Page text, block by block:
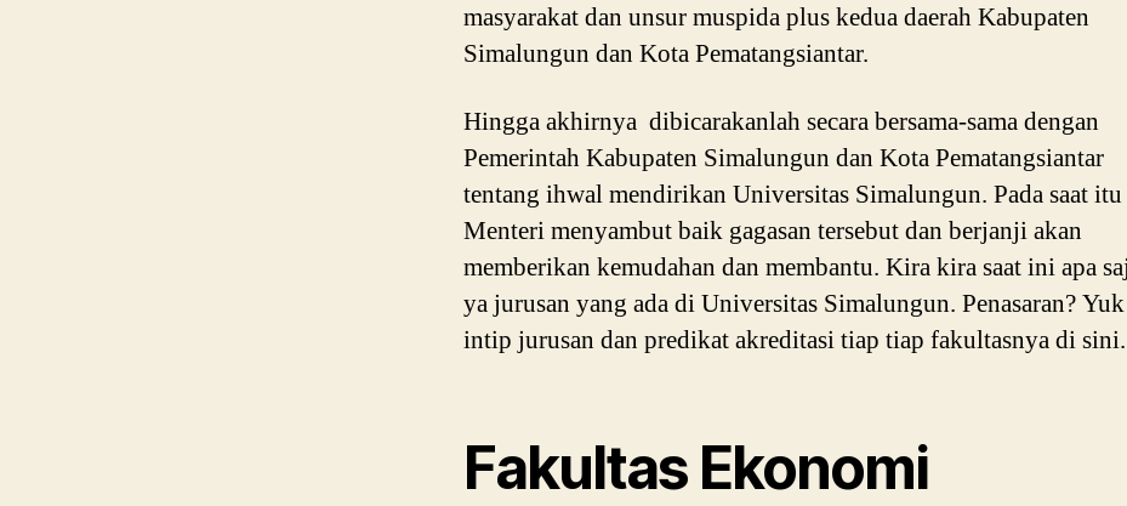
masyarakat dan unsur muspida plus kedua daerah Kabupaten
Simalungun dan Kota Pematangsiantar.
Hingga akhirnya dibicarakanlah secara bersama-sama dengan
Pemerintah Kabupaten Simalungun dan Kota Pematangsiantar
tentang ihwal mendirikan Universitas Simalungun. Pada saat itu
Menteri menyambut baik gagasan tersebut dan berjanji akan
memberikan kemudahan dan membantu. Kira kira saat ini apa
ya jurusan yang ada di Universitas Simalungun. Penasaran? Yuk
intip jurusan dan predikat akreditasi tiap tiap fakultasnya di sini.
Fakultas Ekonomi